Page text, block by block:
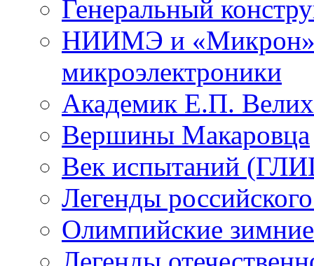
Генеральный
НИИМЭ и «Микрон»
микроэлектроники
Академик Е.П.
Вершины Макаровца
Век испытаний
Легенды
Олимпийские